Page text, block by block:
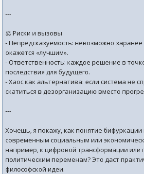
---
⚖️ Риски и вызовы
- Непредсказуемость: невозможно заранее
окажется «лучшим».
- Ответственность: каждое решение в
последствия для будущего.
- Хаос как альтернатива: если система не
скатиться в дезорганизацию вместо
---
Хочешь, я покажу, как понятие
современным социальным или
например, к цифровой трансформации или
политическим переменам? Это даст
философской идеи.